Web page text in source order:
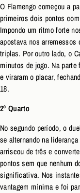
O Flamengo começou a
primeiros dois pontos
Impondo um ritmo forte
apostava nos arremessos
triplas. Por outro lado, o
minutos de jogo. Na
e viraram o placar,
18.
2º Quarto
No segundo período, o
se alternando na
arriscou de três e
pontos sem que nenhum
significativa. Nos
vantagem mínima e foi